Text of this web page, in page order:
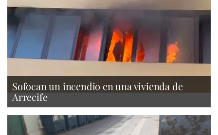
Sofocan un incendio en una vivienda de
Arrecife